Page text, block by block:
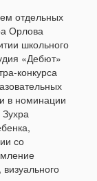
отдельных
Орлова
школьного
«Дебют»
конкурса
в номинации
со